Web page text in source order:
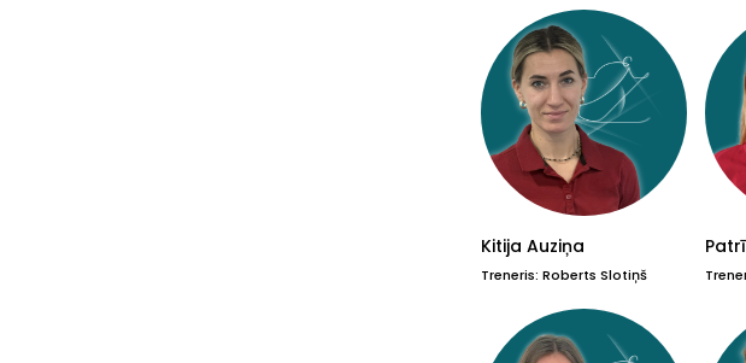
Kitija Auziņa
Treneris: Roberts Slotiņš